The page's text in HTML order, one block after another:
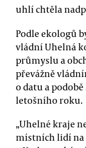
uhlí chtěla
Podle ekologů
vládní Uhelná
průmyslu a
převážně
o datu a
letošního roku.
„Uhelné kraje
místních lidí na